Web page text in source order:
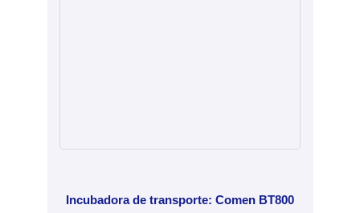
Incubadora de transporte: Comen BT800